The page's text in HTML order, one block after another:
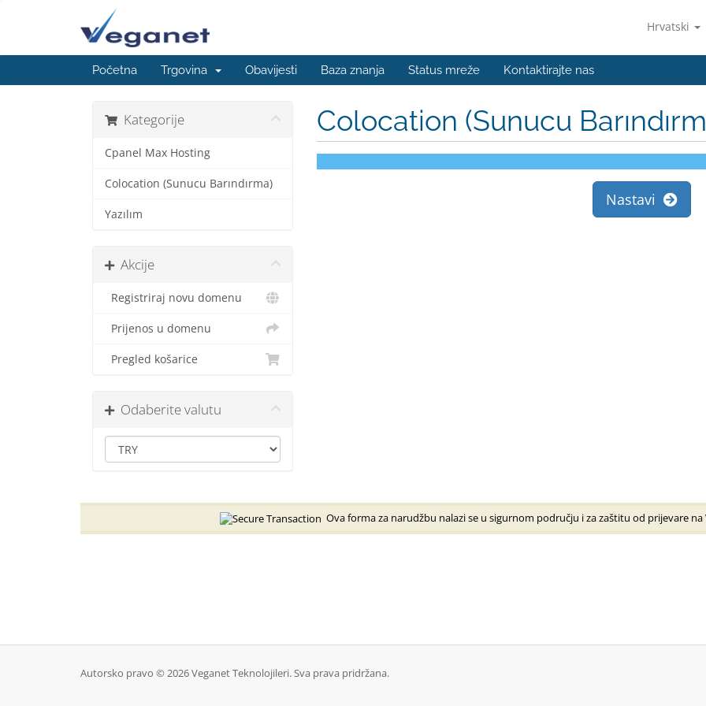
Hrvatski
Početna Trgovina Obavijesti Baza znanja Status mreže Kontaktirajte nas
Colocation (Sunucu
Kategorije
Cpanel Max Hosting
Colocation (Sunucu Barındırma)
Yazılım
Akcije
Registriraj novu domenu
Prijenos u domenu
Pregled košarice
Odaberite valutu
Nastavi
Ova forma za narudžbu nalazi se u sigurnom području i za zaštitu od prijevare na
Autorsko pravo © 2026 Veganet Teknolojileri. Sva prava pridržana.